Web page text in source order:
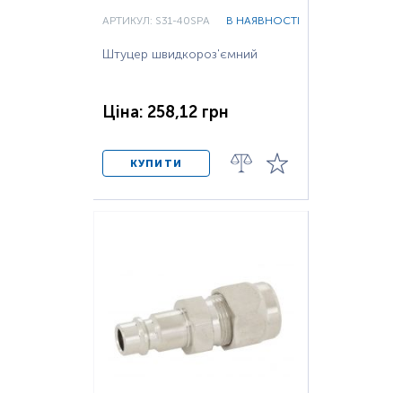
АРТИКУЛ: S31-40SPA В НАЯВНОСТІ
Штуцер швидкороз'ємний
Ціна: 258,12 грн
КУПИТИ